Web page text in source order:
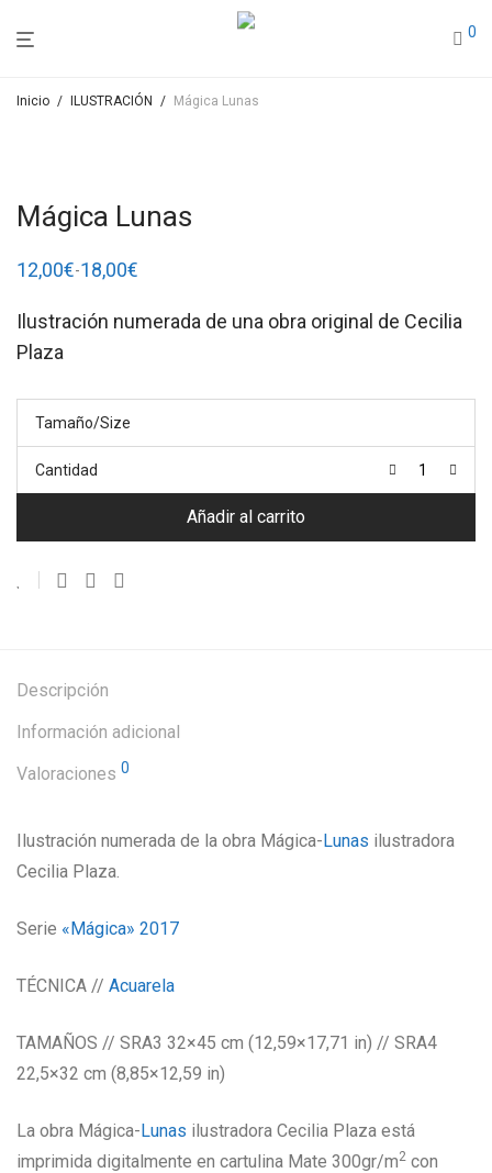
0
Inicio / ILUSTRACIÓN / Mágica Lunas
Mágica Lunas
12,00€-18,00€
Rango
desde
hasta
Ilustración numerada de una obra original de Cecilia
Plaza
Tamaño/Size
Cantidad
Añadir al carrito
Descripción
Información adicional
Valoraciones 0
Ilustración numerada de la obra Mágica-Lunas ilustradora
Cecilia Plaza.
Serie «Mágica» 2017
TÉCNICA // Acuarela
TAMAÑOS // SRA3 32×45 cm (12,59×17,71 in) // SRA4
22,5×32 cm (8,85×12,59 in)
La obra Mágica-Lunas ilustradora Cecilia Plaza está
imprimida digitalmente en cartulina Mate 300gr/m2 con